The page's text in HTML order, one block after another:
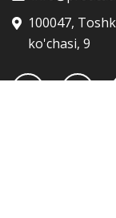
100047,
ko'chasi, 9